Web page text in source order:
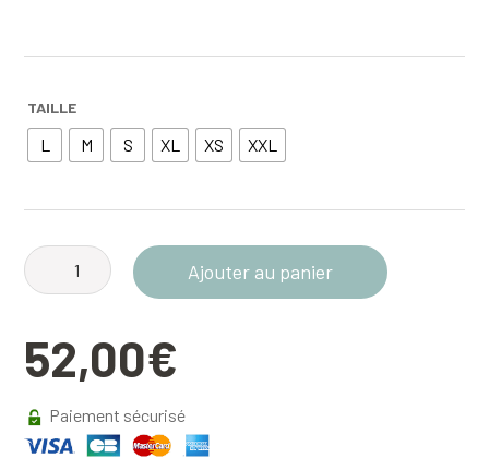
TAILLE
L M S XL XS XXL
quantité
de
zippé
2082
Chartreuse
-
Ajouter au panier
52,00€
Paiement sécurisé